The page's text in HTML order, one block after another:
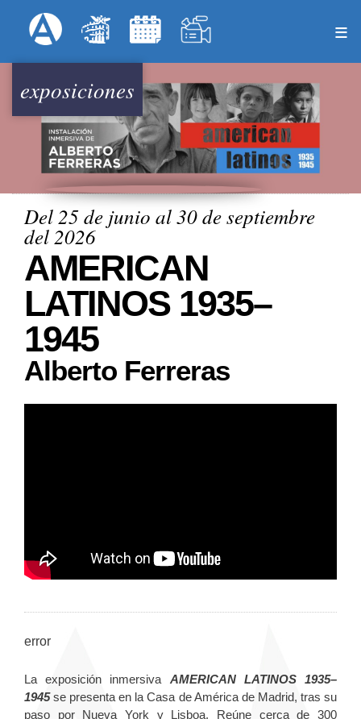
al
Menú Superior
exposiciones
Del 25 de junio al 30 de septiembre
del 2026
AMERICAN
LATINOS 1935–
1945
Alberto Ferreras
error
La exposición inmersiva AMERICAN LATINOS 1935–
1945 se presenta en la Casa de América de Madrid, tras su
paso por Nueva York y Lisboa. Reúne cerca de 300